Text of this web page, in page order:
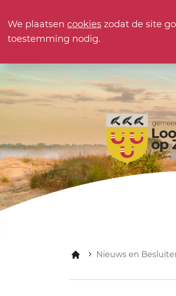
We plaatsen cookies zodat de site
toestemming nodig.
Nieuws en